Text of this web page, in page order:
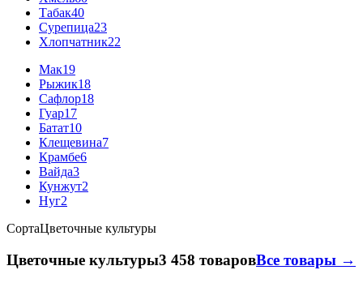
Табак40
Сурепица23
Хлопчатник22
Мак19
Рыжик18
Сафлор18
Гуар17
Батат10
Клещевина7
Крамбе6
Вайда3
Кунжут2
Нуг2
СортаЦветочные культуры
Цветочные культуры3 458 товаровВсе товары →